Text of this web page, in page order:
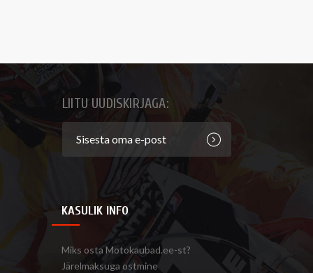
LIITU UUDISKIRJAGA:
KASULIK INFO
Miks osta Motokaubad.ee-st?
Järelmaksuga ostmine